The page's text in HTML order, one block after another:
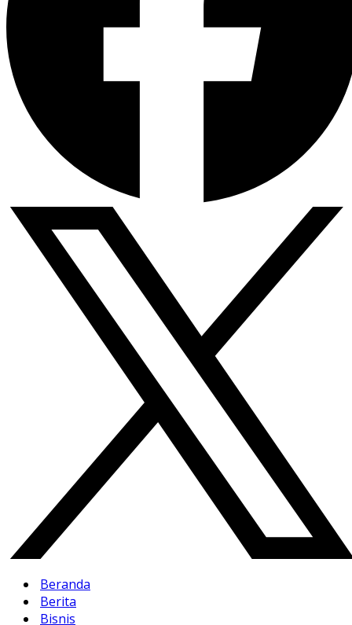
Beranda
Berita
Bisnis